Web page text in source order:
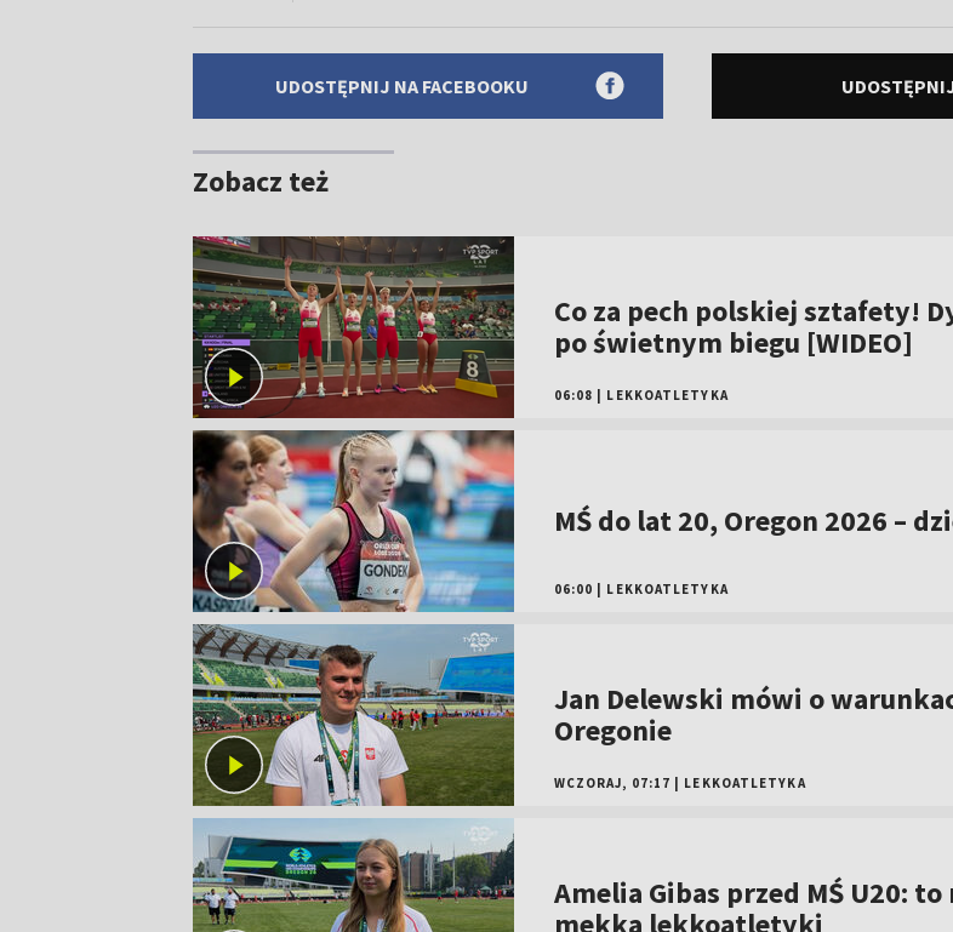
UDOSTĘPNIJ NA FACEBOOKU
Zobacz też
Co za pech polskiej sztafety!
po świetnym biegu [WIDEO]
06:08 LEKKOATLETYKA
MŚ do lat 20, Oregon 2026 –
06:00 LEKKOATLETYKA
Jan Delewski mówi o
Oregonie
WCZORAJ, 07:17 LEKKOATLETYKA
Amelia Gibas przed MŚ U20:
mekka lekkoatletyki